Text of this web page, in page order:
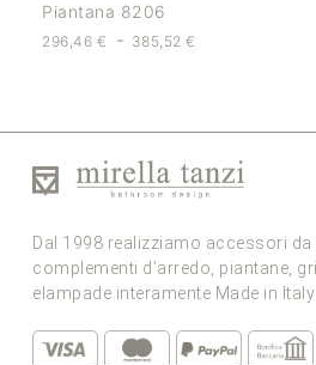
Piantana 8206
296,46 € - 385,52€
Dal 1998 realizziamo accessori da
complementi d’arredo, piantane,
elampade interamente Made in Italy